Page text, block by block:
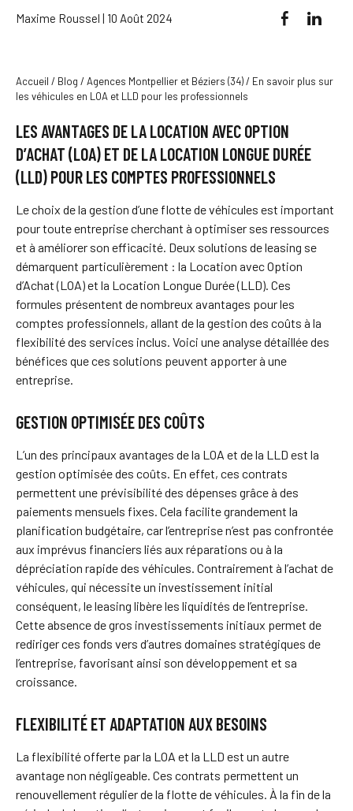
Maxime Roussel | 10 Août 2024
Accueil / Blog /Agences Montpellier et Béziers (34)/ En savoir plus sur
les véhicules en LOA et LLD pour les professionnels
LES AVANTAGES DE LA LOCATION AVEC OPTION
D’ACHAT (LOA) ET DE LA LOCATION LONGUE DURÉE
(LLD) POUR LES COMPTES PROFESSIONNELS
Le choix de la gestion d’une flotte de véhicules est important
pour toute entreprise cherchant à optimiser ses ressources
et à améliorer son efficacité. Deux solutions de leasing se
démarquent particulièrement : la Location avec Option
d’Achat (LOA) et la Location Longue Durée (LLD). Ces
formules présentent de nombreux avantages pour les
comptes professionnels, allant de la gestion des coûts à la
flexibilité des services inclus. Voici une analyse détaillée des
bénéfices que ces solutions peuvent apporter à une
entreprise.
GESTION OPTIMISÉE DES COÛTS
L’un des principaux avantages de la LOA et de la LLD est la
gestion optimisée des coûts. En effet, ces contrats
permettent une prévisibilité des dépenses grâce à des
paiements mensuels fixes. Cela facilite grandement la
planification budgétaire, car l’entreprise n’est pas confrontée
aux imprévus financiers liés aux réparations ou à la
dépréciation rapide des véhicules. Contrairement à l’achat de
véhicules, qui nécessite un investissement initial
conséquent, le leasing libère les liquidités de l’entreprise.
Cette absence de gros investissements initiaux permet de
rediriger ces fonds vers d’autres domaines stratégiques de
l’entreprise, favorisant ainsi son développement et sa
croissance.
FLEXIBILITÉ ET ADAPTATION AUX BESOINS
La flexibilité offerte par la LOA et la LLD est un autre
avantage non négligeable. Ces contrats permettent un
renouvellement régulier de la flotte de véhicules. À la fin de la